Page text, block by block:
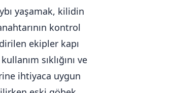
yaşamak, kilidin
kontrol
ekipler kapı
sıklığını ve
ihtiyaca uygun